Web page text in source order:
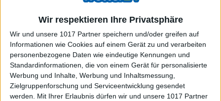
Wir respektieren Ihre Privatsphäre
Wir und unsere 1017 Partner speichern und/oder greifen auf
Informationen wie Cookies auf einem Gerät zu und verarbeiten
personenbezogene Daten wie eindeutige Kennungen und
Standardinformationen, die von einem Gerät für personalisierte
Werbung und Inhalte, Werbung und Inhaltsmessung,
Zielgruppenforschung und Serviceentwicklung gesendet
werden.
Mit Ihrer Erlaubnis dürfen wir und unsere 1017 Partner